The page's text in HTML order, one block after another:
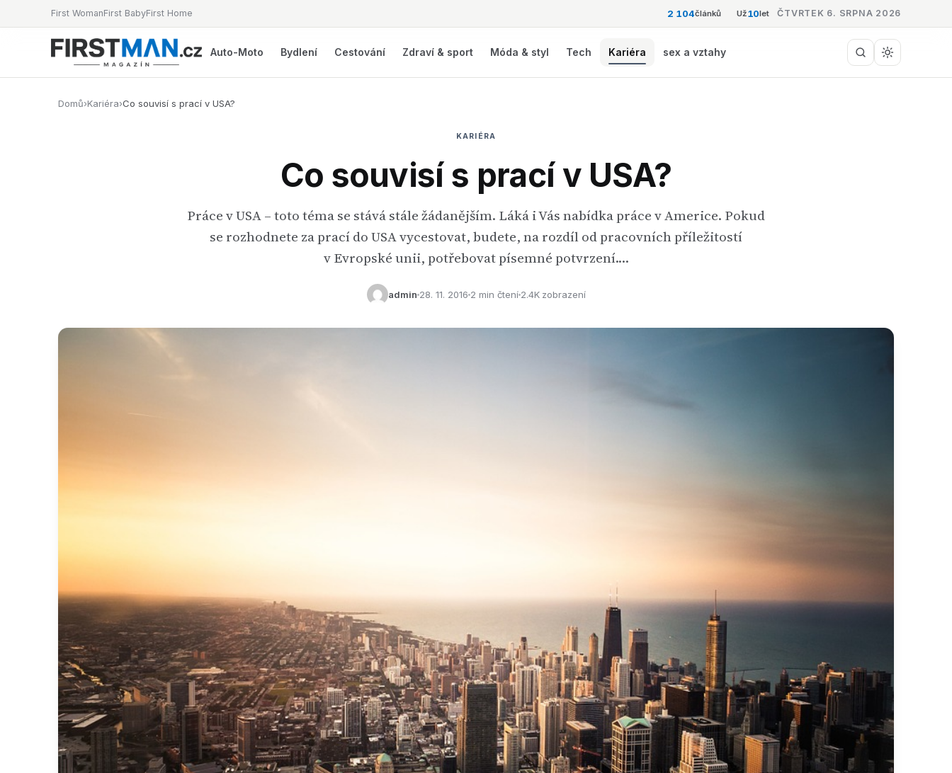
First WomanFirst BabyFirst Home 2 104článků Už10let ČTVRTEK 6. SRPNA 2026
Auto-Moto Bydlení Cestování Zdraví & sport Móda & styl Tech Kariéra sex a vztahy
Domů›Kariéra›Co souvisí s prací v USA?
KARIÉRA
Co souvisí s prací v USA?
Práce v USA – toto téma se stává stále žádanějším. Láká i Vás nabídka práce v Americe. Pokud
se rozhodnete za prací do USA vycestovat, budete, na rozdíl od pracovních příležitostí
v Evropské unii, potřebovat písemné potvrzení.…
admin 28. 11. 2016 2 min čtení2.4K zobrazení